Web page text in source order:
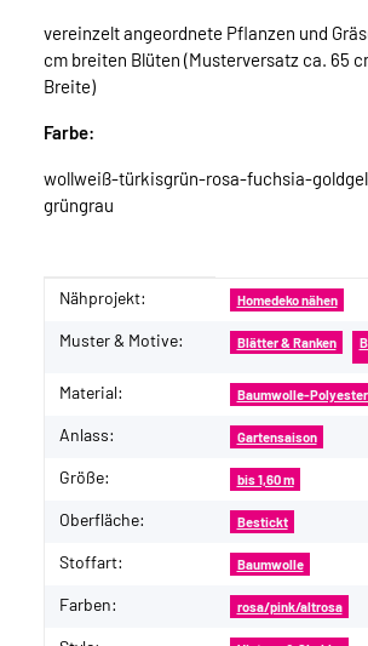
vereinzelt angeordnete Pflanzen und
cm breiten Blüten (Musterversatz ca. 65
Breite)
Farbe:
wollweiß-türkisgrün-rosa-fuchsia-
grüngrau
Produkteigenschaft
Wert
Nähprojekt: Homedeko nähen
Muster & Motive: Blätter & Ranken
Material: Baumwolle-
Anlass: Gartensaison
Größe: bis 1,60 m
Oberfläche: Bestickt
Stoffart: Baumwolle
Farben: rosa/pink/altrosa